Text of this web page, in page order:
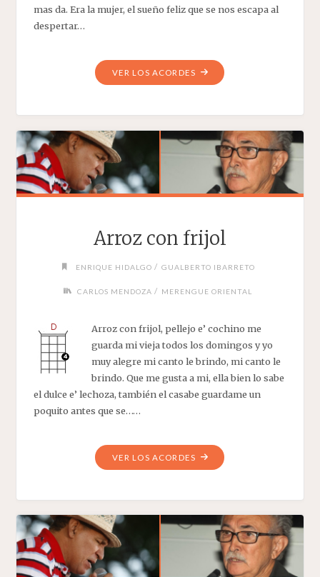
mas da. Era la mujer, el sueño feliz que se nos escapa al
despertar…
VER LOS ACORDES"ERA
Arroz con frijol
ENRIQUE HIDALGO / GUALBERTO IBARRETO
CARLOS MENDOZA / MERENGUE ORIENTAL
Arroz con frijol, pellejo e’ cochino me
guarda mi vieja todos los domingos y yo
muy alegre mi canto le brindo, mi canto le
brindo. Que me gusta a mi, ella bien lo sabe
el dulce e’ lechoza, también el casabe guardame un
poquito antes que se……
VER LOS ACORDES"ARROZ
CON